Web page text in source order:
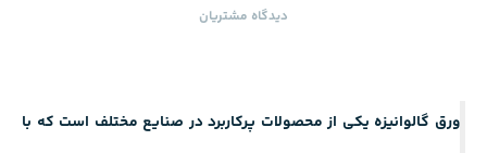
دیدگاه ‌مشتریان
ورق گالوانیزه یکی از محصولات پرکاربرد در صنایع مختلف است که با